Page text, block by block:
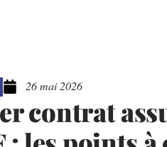
26 mai 2026
contrat